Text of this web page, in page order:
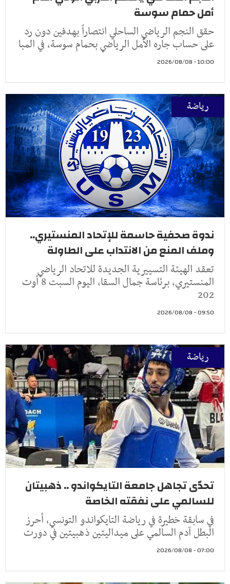
أمل حمام سوسة
حقق النجم الرياضي الساحلي انتصاراً بهدفين دون رد
على حساب جاره الأمل الرياضي بحمام سوسة، في المبا
10:00 - 2026/08/08
رياضة
ندوة صحفية حاسمة للإتحاد المنستيري..
وملف المنع من الانتداب على الطاولة
تعقد الهيئة التسييرية الجديدة للاتحاد الرياضي
المنستيري، برئاسة جمال السقا، اليوم السبت 8 أوت
202
09:50 - 2026/08/08
رياضة
تحدّى تجاهل جامعة التايكواندو .. ذهبيتان
للسالمي على نفقته الخاصة
في سابقة خطيرة في رياضة التايكواندو التونسي، أحرز
البطل آدم السالمي على ميداليتين ذهبيتين في دورت
07:00 - 2026/08/08